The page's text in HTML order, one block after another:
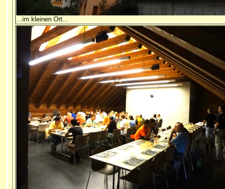
...im kleinen Ort...